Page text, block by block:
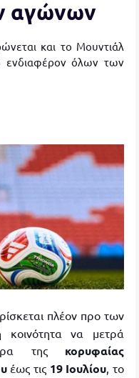
αγώνων
και το Moυντιάλ
ενδιαφέρον όλων των
πλέον προ των
κοινότητα να μετρά
της κορυφαίας
έως τις 19 Ιουλίου, το